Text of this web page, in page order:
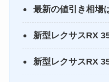
最新の値引き相場
新型レクサスRX
新型レクサスRX